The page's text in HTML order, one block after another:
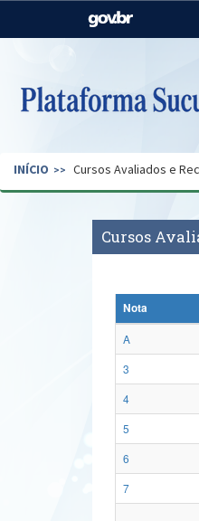
Casa Civil
Pecuária e
Secretaria de Governo
INÍCIO Cursos Avaliados e
Cursos
Nota
A
3
4
5
6
7